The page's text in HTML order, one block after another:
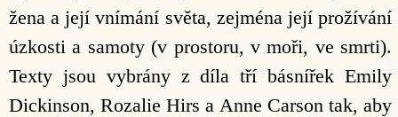
žena a její vnímání světa, zejména její prožívání
úzkosti a samoty (v prostoru, v moři, ve smrti).
Texty jsou vybrány z díla tří básnířek Emily
Dickinson, Rozalie Hirs a Anne Carson tak, aby